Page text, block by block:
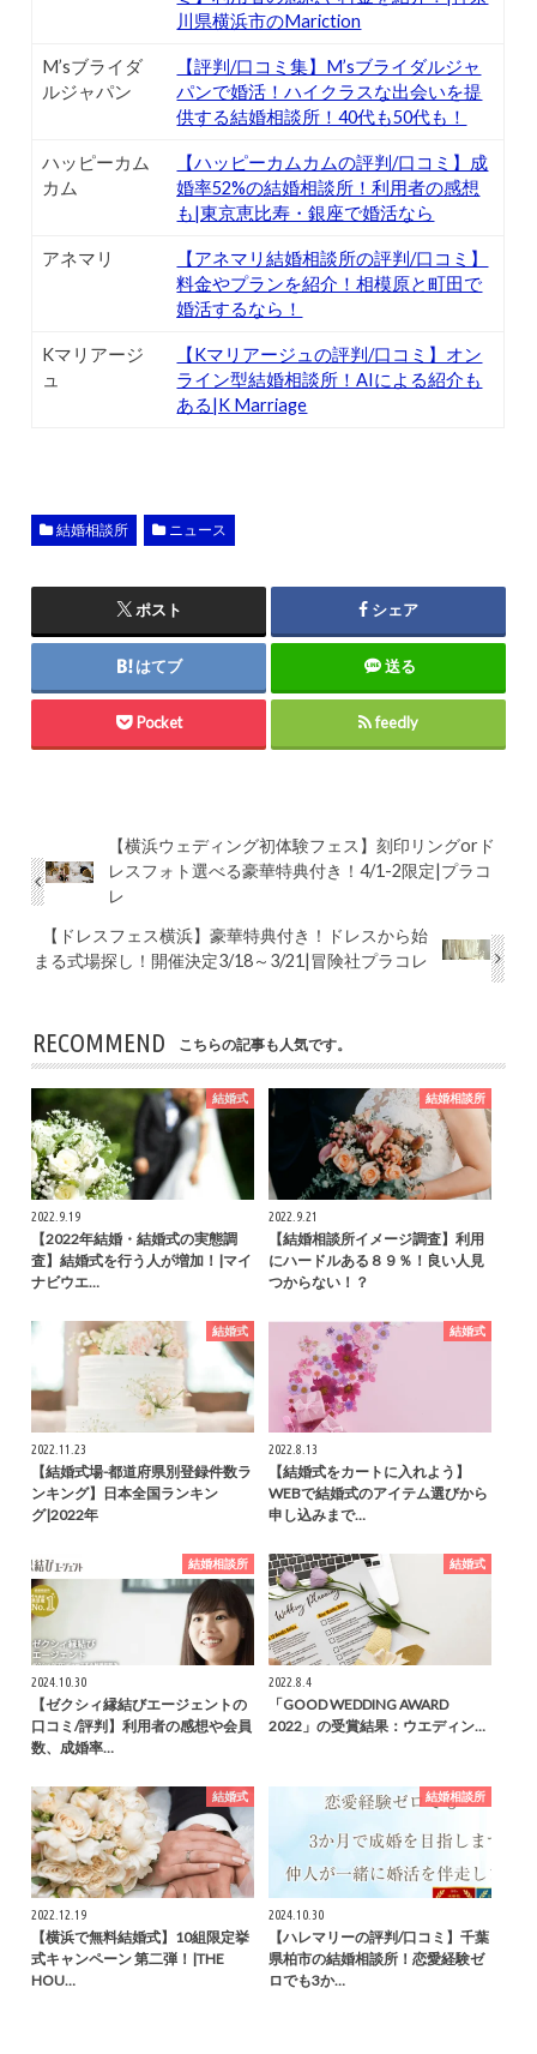
川県横浜市のMariction
M’sブライダ
ルジャパン
【評判/口コミ集】M’sブライダルジャ
パンで婚活！ハイクラスな出会いを提
供する結婚相談所！40代も50代も！
ハッピーカム
カム
【ハッピーカムカムの評判/口コミ】成
婚率52%の結婚相談所！利用者の感想
も|東京恵比寿・銀座で婚活なら
アネマリ
【アネマリ結婚相談所の評判/口コミ】
料金やプランを紹介！相模原と町田で
婚活するなら！
Kマリアージ
ュ
【Kマリアージュの評判/口コミ】オン
ライン型結婚相談所！AIによる紹介も
ある|K Marriage
結婚相談所 ニュース
ポスト シェア
はてブ 送る
Pocket feedly
【横浜ウェディング初体験フェス】刻印リングorド
レスフォト選べる豪華特典付き！4/1-2限定|プラコ
レ
【ドレスフェス横浜】豪華特典付き！ドレスから始
まる式場探し！開催決定3/18～3/21|冒険社プラコレ
RECOMMEND こちらの記事も人気です。
結婚式
2022.9.19
【2022年結婚・結婚式の実態調
査】結婚式を行う人が増加！|マイ
ナビウエ…
結婚相談所
2022.9.21
【結婚相談所イメージ調査】利用
にハードルある８９％！良い人見
つからない！？
結婚式
2022.11.23
【結婚式場-都道府県別登録件数ラ
ンキング】日本全国ランキン
グ|2022年
結婚式
2022.8.13
【結婚式をカートに入れよう】
WEBで結婚式のアイテム選びから
申し込みまで…
結婚相談所
2024.10.30
【ゼクシィ縁結びエージェントの
口コミ/評判】利用者の感想や会員
数、成婚率…
結婚式
2022.8.4
「GOOD WEDDING AWARD
2022」の受賞結果：ウエディン…
結婚式
2022.12.19
【横浜で無料結婚式】10組限定挙
式キャンペーン 第二弾！|THE
HOU…
結婚相談所
2024.10.30
【ハレマリーの評判/口コミ】千葉
県柏市の結婚相談所！恋愛経験ゼ
ロでも3か…